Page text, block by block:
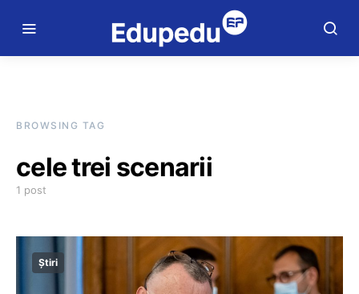
BROWSING TAG
cele trei scenarii
1 post
Știri